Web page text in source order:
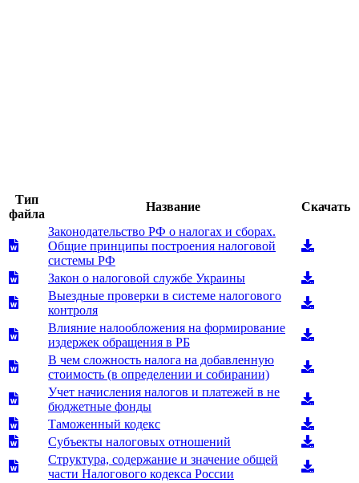
Тип
файла
Название
Скачать
Законодательство РФ о налогах и сборах.
Общие принципы построения налоговой
системы РФ
Закон о налоговой службе Украины
Выездные проверки в системе налогового
контроля
Влияние налообложения на формирование
издержек обращения в РБ
В чем сложность налога на добавленную
стоимость (в определении и собирании)
Учет начисления налогов и платежей в не
бюджетные фонды
Таможенный кодекс
Субъекты налоговых отношений
Структура, содержание и значение общей
части Налогового кодекса России